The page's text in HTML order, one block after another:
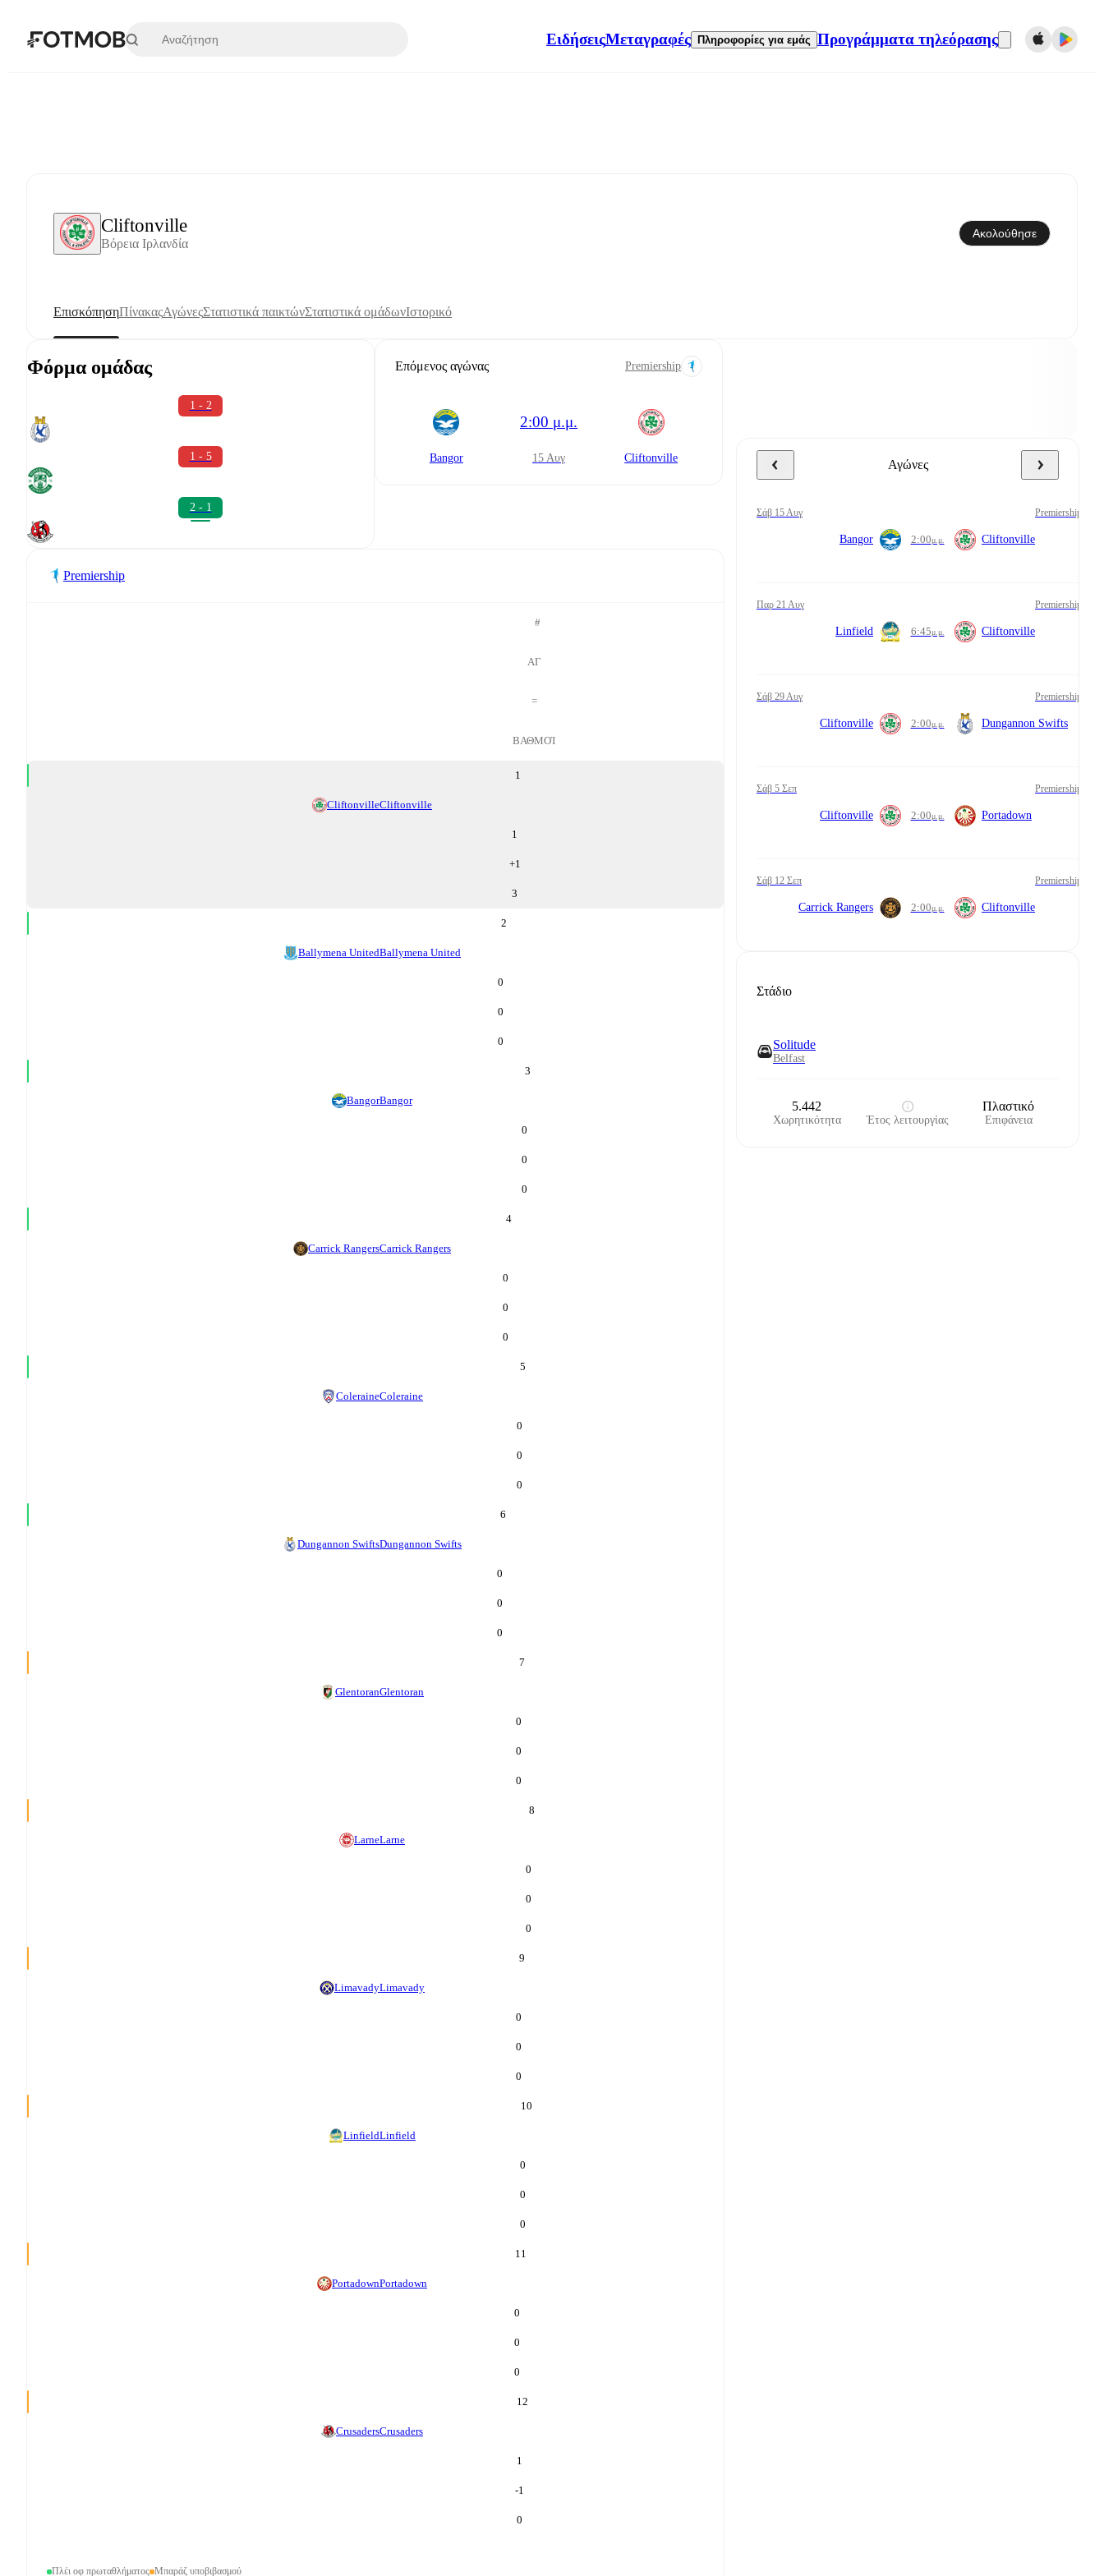
ΕιδήσειςΜεταγραφές Πληροφορίες για εμάς Προγράμματα τηλεόρασης
Cliftonville
Βόρεια Ιρλανδία
Ακολούθησε
ΕπισκόπησηΠίνακαςΑγώνεςΣτατιστικά παικτώνΣτατιστικά ομάδωνΙστορικό
Φόρμα ομάδας
1 - 2
1 - 5
2 - 1
Επόμενος αγώνας Premiership
Bangor
2:00 μ.μ.
15 Αυγ Cliftonville
Premiership
#
ΑΓ
=
ΒΑΘΜΟΊ
1
CliftonvilleCliftonville
1
+1
3
2
Ballymena UnitedBallymena United
0
0
0
3
BangorBangor
0
0
0
4
Carrick RangersCarrick Rangers
0
0
0
5
ColeraineColeraine
0
0
0
6
Dungannon SwiftsDungannon Swifts
0
0
0
7
GlentoranGlentoran
0
0
0
8
LarneLarne
0
0
0
9
LimavadyLimavady
0
0
0
10
LinfieldLinfield
0
0
0
11
PortadownPortadown
0
0
0
12
CrusadersCrusaders
1
-1
0
Πλέι οφ πρωταθλήματος Μπαράζ υποβιβασμού
Αγώνες
Σάβ 15 Αυγ Premiership
Bangor 2:00μ.μ. Cliftonville
Παρ 21 Αυγ Premiership
Linfield 6:45μ.μ. Cliftonville
Σάβ 29 Αυγ Premiership
Cliftonville 2:00μ.μ. Dungannon Swifts
Σάβ 5 Σεπ Premiership
Cliftonville 2:00μ.μ. Portadown
Σάβ 12 Σεπ Premiership
Carrick Rangers 2:00μ.μ. Cliftonville
Στάδιο
Solitude
Belfast
5.442
Χωρητικότητα Έτος λειτουργίας
Πλαστικό
Επιφάνεια